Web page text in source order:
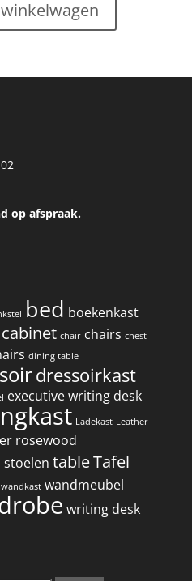
op afspraak.
bed boekenkast
cabinet chair chairs chest
dining table
dressoirkast
executive writing desk
Ladekast Leather
rosewood
stoelen tableTafel
wandkast wandmeubel
writing desk